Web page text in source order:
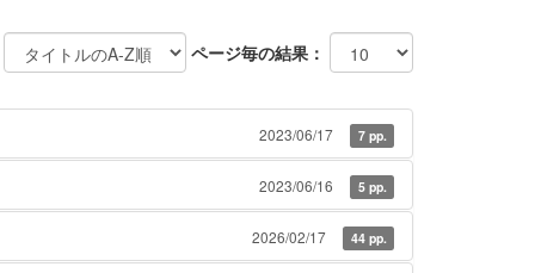
ページ毎の結果：
2023/06/17 7 pp.
2023/06/16 5 pp.
2026/02/17 44 pp.